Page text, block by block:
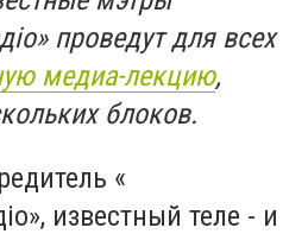
проведут для всех
медиа-лекцию,
блоков.
«
известный теле - и